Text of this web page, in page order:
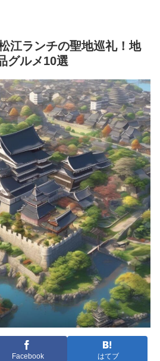
江ランチの聖地巡礼！地
グルメ10選
Facebook はてブ